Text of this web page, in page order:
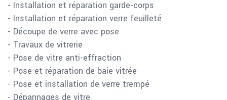
- Installation et réparation garde-corps
- Installation et réparation verre feuilleté
- Découpe de verre avec pose
- Travaux de vitrerie
- Pose de vitre anti-effraction
- Pose et réparation de baie vitrée
- Pose et installation de verre trempé
- Dépannages de vitre